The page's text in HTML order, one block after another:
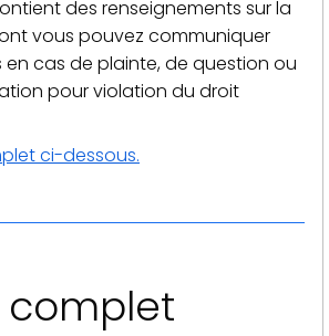
des renseignements sur la
vous pouvez communiquer
cas de plainte, de question ou
pour violation du droit
ci-dessous.